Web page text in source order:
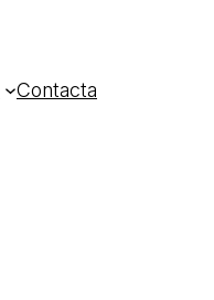
Contacta